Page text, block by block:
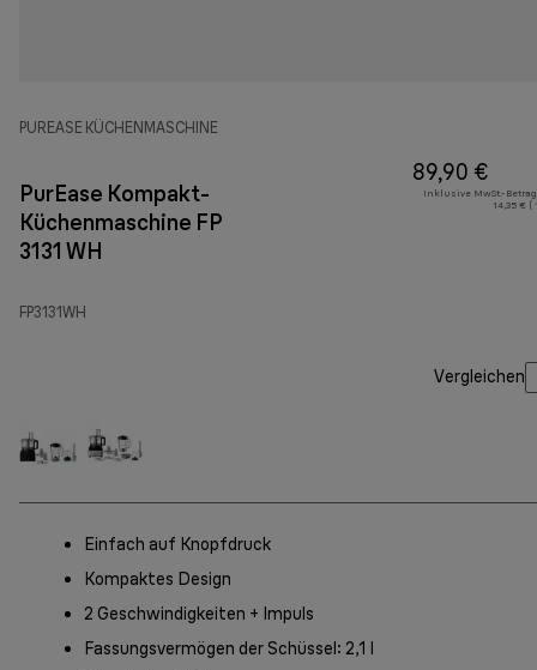
PUREASE KÜCHENMASCHINE
PurEase Kompakt-
Küchenmaschine FP
3131 WH
FP3131WH
89,90 €
Inklusive MwSt.-
14,35 € (
Vergleichen
Einfach auf Knopfdruck
Kompaktes Design
2 Geschwindigkeiten + Impuls
Fassungsvermögen der Schüssel: 2,1 l